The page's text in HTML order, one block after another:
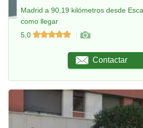
Madrid a 90,19 kilómetros desde
como llegar
5,0
Contactar